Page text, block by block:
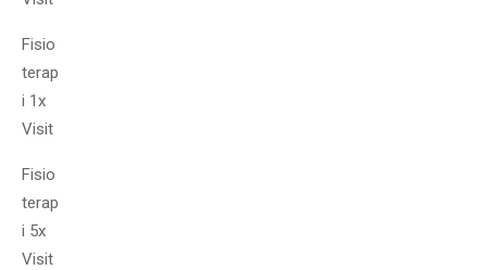
Fisio
terap
i 1x
Visit
Fisio
terap
i 5x
Visit